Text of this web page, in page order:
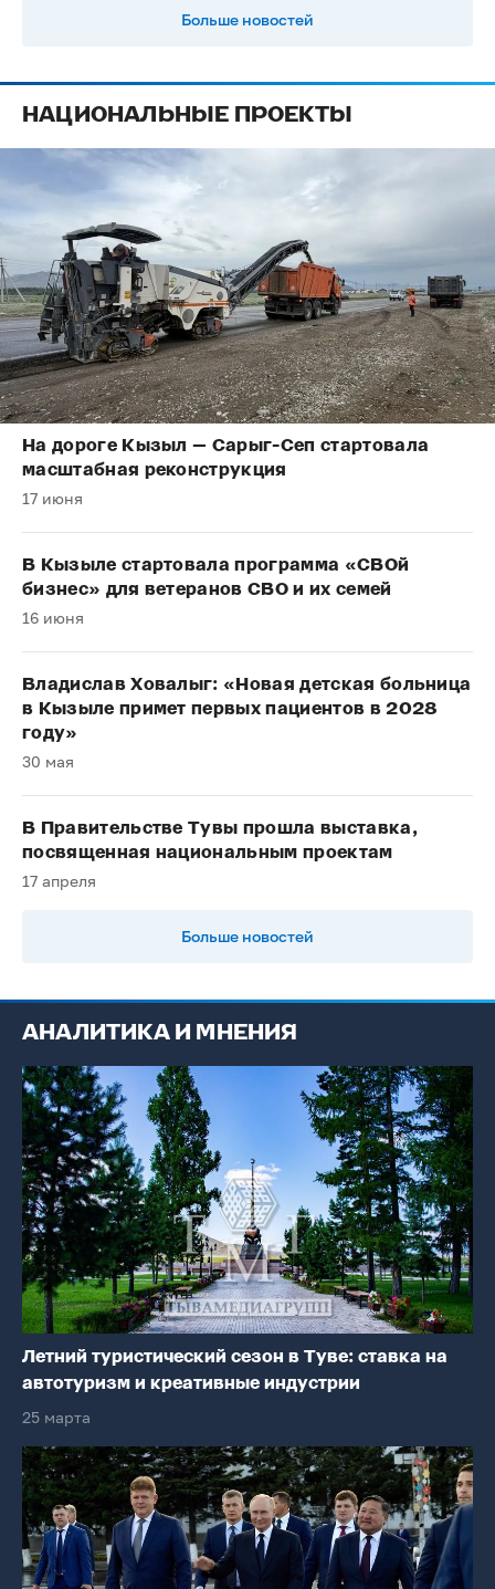
Больше новостей
НАЦИОНАЛЬНЫЕ ПРОЕКТЫ
На дороге Кызыл — Сарыг-Сеп стартовала
масштабная реконструкция
17 июня
В Кызыле стартовала программа «СВОй
бизнес» для ветеранов СВО и их семей
16 июня
Владислав Ховалыг: «Новая детская больница
в Кызыле примет первых пациентов в 2028
году»
30 мая
В Правительстве Тувы прошла выставка,
посвященная национальным проектам
17 апреля
Больше новостей
АНАЛИТИКА И МНЕНИЯ
Летний туристический сезон в Туве: ставка на
автотуризм и креативные индустрии
25 марта